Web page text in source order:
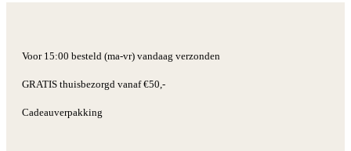
Voor 15:00 besteld (ma-vr) vandaag verzonden
GRATIS thuisbezorgd vanaf €50,-
Cadeauverpakking